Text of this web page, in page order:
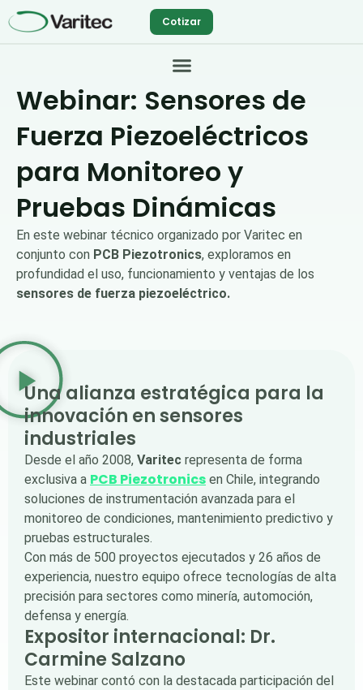
al
Cotizar
Webinar: Sensores de
Fuerza Piezoeléctricos
para Monitoreo y
Pruebas Dinámicas
En este webinar técnico organizado por Varitec en
conjunto con PCB Piezotronics, exploramos en
profundidad el uso, funcionamiento y ventajas de los
sensores de fuerza piezoeléctrico.
Una alianza estratégica para la
innovación en sensores
industriales
Desde el año 2008, Varitec representa de forma
exclusiva a PCB Piezotronics en Chile, integrando
soluciones de instrumentación avanzada para el
monitoreo de condiciones, mantenimiento predictivo y
pruebas estructurales.
Con más de 500 proyectos ejecutados y 26 años de
experiencia, nuestro equipo ofrece tecnologías de alta
precisión para sectores como minería, automoción,
defensa y energía.
Expositor internacional: Dr.
Carmine Salzano
Este webinar contó con la destacada participación del